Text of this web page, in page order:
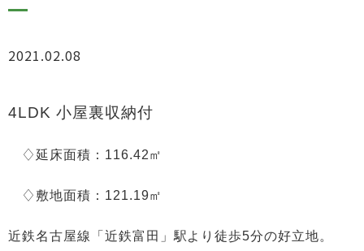
2021.02.08
4LDK 小屋裏収納付
♢延床面積：116.42㎡
♢敷地面積：121.19㎡
近鉄名古屋線「近鉄富田」駅より徒歩5分の好立地。